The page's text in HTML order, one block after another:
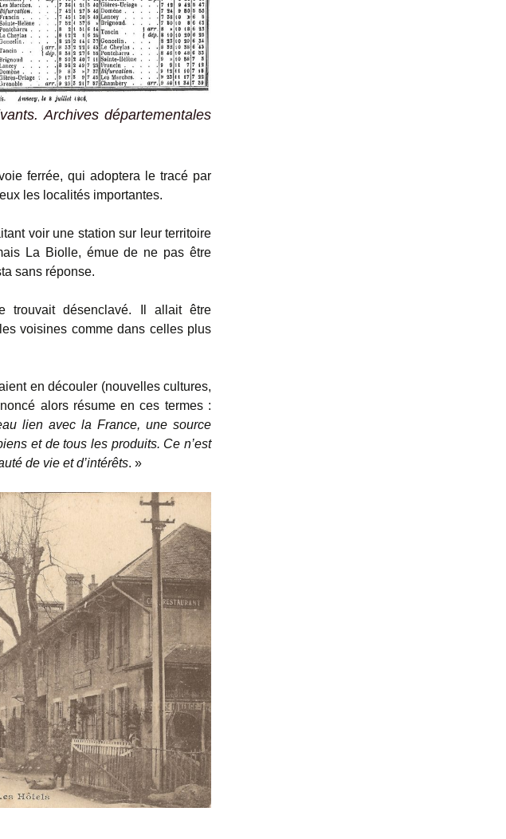
Archives départementales
ferrée, qui adoptera le tracé par
les localités importantes.
voir une station sur leur territoire
La Biolle, émue de ne pas être
sans réponse.
trouvait désenclavé. Il allait être
voisines comme dans celles plus
en découler (nouvelles cultures,
alors résume en ces termes :
lien avec la France, une source
et de tous les produits. Ce n’est
de vie et d’intérêts. »